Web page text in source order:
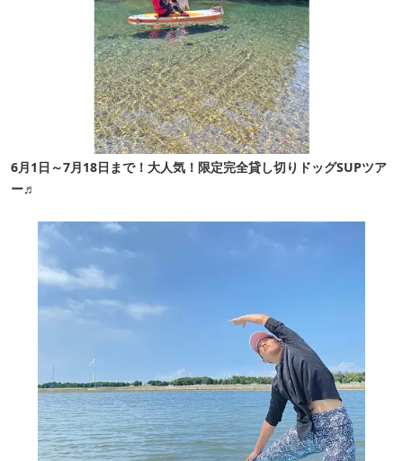
6月1日～7月18日まで！大人気！限定完全貸し切りドッグSUPツア
ー♬